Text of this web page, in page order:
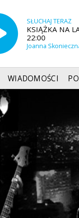
SŁUCHAJ TERAZ
KSIĄŻKA NA
22:00
Joanna
WIADOMOŚCI